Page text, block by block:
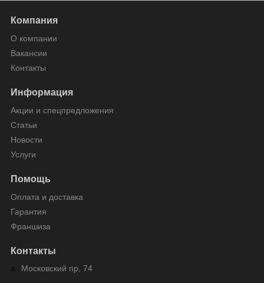
Компания
О компании
Вакансии
Контакты
Информация
Акции и спецпредложения
Статьи
Новости
Услуги
Помощь
Оплата и доставка
Гарантия
Франшиза
Контакты
Московский пр, 74